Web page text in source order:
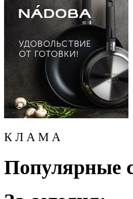
К Л А М А
Популярные